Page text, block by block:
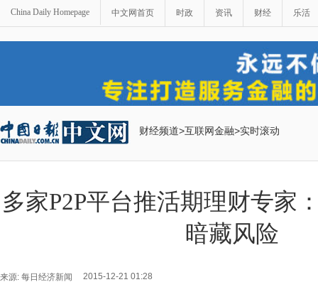
China Daily Homepage 中文网首页 时政 资讯 财经 乐活
财经频道>互联网金融>实时滚动
多家P2P平台推活期理财专家
暗藏风险
来源: 每日经济新闻 2015-12-21 01:28